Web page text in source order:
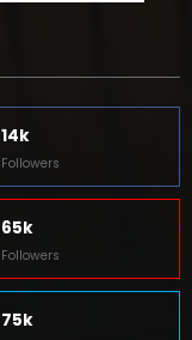
14k
Followers
65k
Followers